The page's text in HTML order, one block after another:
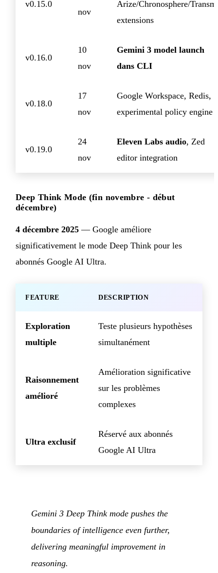
v0.15.0
nov
Arize/Chronosphere/
extensions
v0.16.0
10
nov
Gemini 3 model launch
dans CLI
v0.18.0
17
nov
Google Workspace, Redis,
experimental policy engine
v0.19.0
24
nov
Eleven Labs audio, Zed
editor integration
Deep Think Mode (fin novembre - début
décembre)
4 décembre 2025 — Google améliore
significativement le mode Deep Think pour les
abonnés Google AI Ultra.
FEATURE DESCRIPTION
Exploration
multiple
Teste plusieurs hypothèses
simultanément
Raisonnement
amélioré
Amélioration significative
sur les problèmes
complexes
Ultra exclusif
Réservé aux abonnés
Google AI Ultra
Gemini 3 Deep Think mode pushes the
boundaries of intelligence even further,
delivering meaningful improvement in
reasoning.